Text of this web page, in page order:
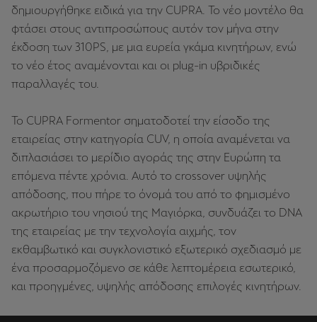
δημιουργήθηκε ειδικά για την CUPRA. Το νέο μοντέλο θα
φτάσει στους αντιπροσώπους αυτόν τον μήνα στην
έκδοση των 310PS, με μια ευρεία γκάμα κινητήρων, ενώ
το νέο έτος αναμένονται και οι plug-in υβριδικές
παραλλαγές του.
Το CUPRA Formentor σηματοδοτεί την είσοδο της
εταιρείας στην κατηγορία CUV, η οποία αναμένεται να
διπλασιάσει το μερίδιο αγοράς της στην Ευρώπη τα
επόμενα πέντε χρόνια. Αυτό το crossover υψηλής
απόδοσης, που πήρε το όνομά του από το φημισμένο
ακρωτήριο του νησιού της Μαγιόρκα, συνδυάζει το DNA
της εταιρείας με την τεχνολογία αιχμής, τον
εκθαμβωτικό και συγκλονιστικό εξωτερικό σχεδιασμό με
ένα προσαρμοζόμενο σε κάθε λεπτομέρεια εσωτερικό,
και προηγμένες, υψηλής απόδοσης επιλογές κινητήρων.